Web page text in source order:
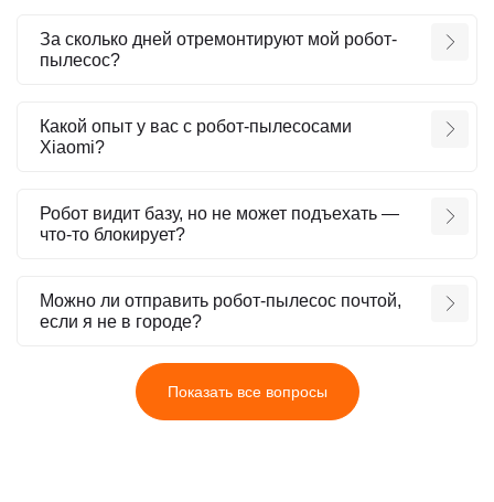
За сколько дней отремонтируют мой робот-
пылесос?
Какой опыт у вас с робот-пылесосами
Xiaomi?
Робот видит базу, но не может подъехать —
что-то блокирует?
Можно ли отправить робот-пылесос почтой,
если я не в городе?
Показать все вопросы